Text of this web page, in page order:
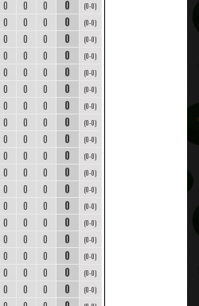
0 0 0 0 (0-0)
0 0 0 0 (0-0)
0 0 0 0 (0-0)
0 0 0 0 (0-0)
0 0 0 0 (0-0)
0 0 0 0 (0-0)
0 0 0 0 (0-0)
0 0 0 0 (0-0)
0 0 0 0 (0-0)
0 0 0 0 (0-0)
0 0 0 0 (0-0)
0 0 0 0 (0-0)
0 0 0 0 (0-0)
0 0 0 0 (0-0)
0 0 0 0 (0-0)
0 0 0 0 (0-0)
0 0 0 0 (0-0)
0 0 0 0 (0-0)